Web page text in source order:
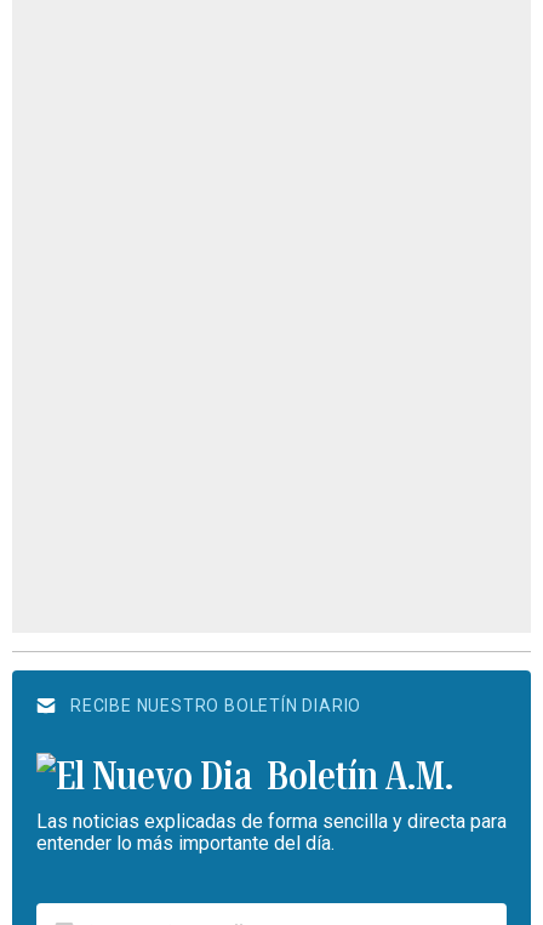
RECIBE NUESTRO BOLETÍN DIARIO
Boletín A.M.
Las noticias explicadas de forma sencilla y directa para
entender lo más importante del día.